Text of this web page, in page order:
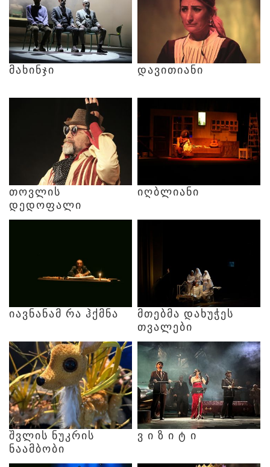
ᲛᲐᲮᲘᲜᲯᲘ ᲓᲐᲕᲘᲗᲘᲐᲜᲘ
ᲗᲝᲕᲚᲘᲡ
ᲓᲔᲓᲝᲤᲐᲚᲘ
ᲘᲦᲑᲚᲘᲐᲜᲘ
ᲘᲐᲕᲜᲐᲜᲐᲛ ᲠᲐ ᲰᲥᲛᲜᲐ ᲛᲗᲔᲑᲛᲐ ᲓᲐᲮᲣᲭᲔᲡ
ᲗᲕᲐᲚᲔᲑᲘ
ᲨᲕᲚᲘᲡ ᲜᲣᲙᲠᲘᲡ
ᲜᲐᲐᲛᲑᲝᲑᲘ
Ვ Ი Ზ Ი Ტ Ი